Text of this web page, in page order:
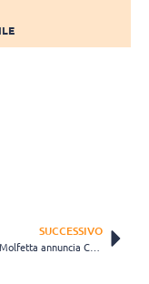
SUCCESSIVO
B maschile, Molfetta annuncia Caldarola: “Voglio far vedere chi sono e quanto valgo”